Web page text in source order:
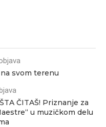
svom terenu
ČITAŠ! Priznanje za
u muzičkom delu